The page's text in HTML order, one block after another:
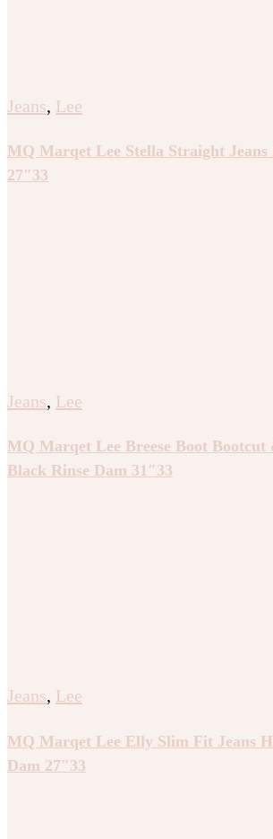
Jeans, Lee
MQ Marqet Lee Stella Straight
27″33
Jeans, Lee
MQ Marqet Lee Breese Boot Bootcut
Black Rinse Dam 31″33
Jeans, Lee
MQ Marqet Lee Elly Slim Fit Jeans
Dam 27″33